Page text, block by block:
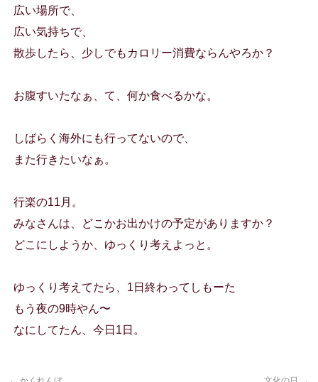
広い場所で、
広い気持ちで、
散歩したら、少しでもカロリー消費ならんやろか？
お腹すいたなぁ、て、何か食べるかな。
しばらく海外にも行ってないので、
また行きたいなぁ。
行楽の11月。
みなさんは、どこかお出かけの予定がありますか？
どこにしようか、ゆっくり考えよっと。
ゆっくり考えてたら、1日終わってしもーた
もう夜の9時やん〜
なにしてたん、今日1日。